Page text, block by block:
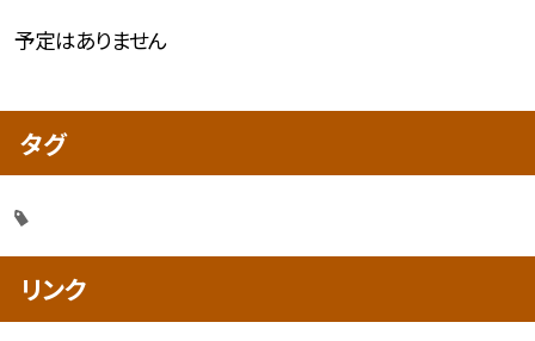
予定はありません
タグ
リンク